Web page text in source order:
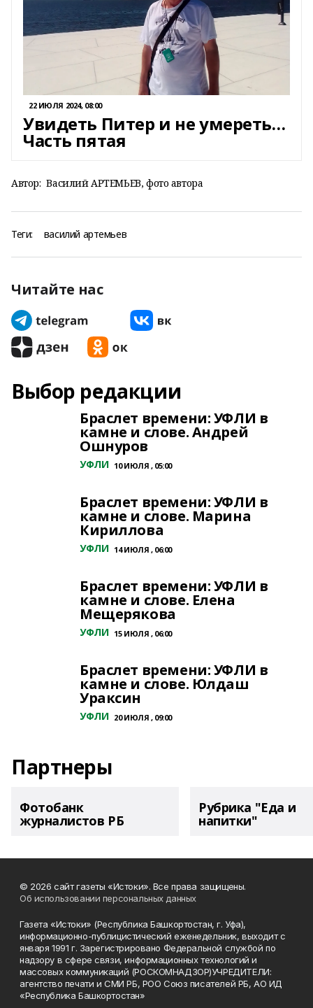
22 ИЮЛЯ 2024, 08:00
Увидеть Питер и не умереть…
Часть пятая
Автор: Василий АРТЕМЬЕВ, фото автора
Теги: василий артемьев
Читайте нас
Выбор редакции
Браслет времени: УФЛИ в
камне и слове. Андрей
Ошнуров
УФЛИ 10 ИЮЛЯ , 05:00
Браслет времени: УФЛИ в
камне и слове. Марина
Кириллова
УФЛИ 14 ИЮЛЯ , 06:00
Браслет времени: УФЛИ в
камне и слове. Елена
Мещерякова
УФЛИ 15 ИЮЛЯ , 06:00
Браслет времени: УФЛИ в
камне и слове. Юлдаш
Ураксин
УФЛИ 20 ИЮЛЯ , 09:00
Партнеры
Фотобанк
журналистов РБ
Рубрика "Еда и
напитки"
© 2026 сайт газеты «Истоки». Все права защищены.
Об использовании персональных данных
Газета «Истоки» (Республика Башкортостан, г. Уфа),
информационно-публицистический еженедельник, выходит с
января 1991 г. Зарегистрировано Федеральной службой по
надзору в сфере связи, информационных технологий и
массовых коммуникаций (РОСКОМНАДЗОР)УЧРЕДИТЕЛИ:
агентство печати и СМИ РБ, РОО Союз писателей РБ, АО ИД
«Республика Башкортостан»